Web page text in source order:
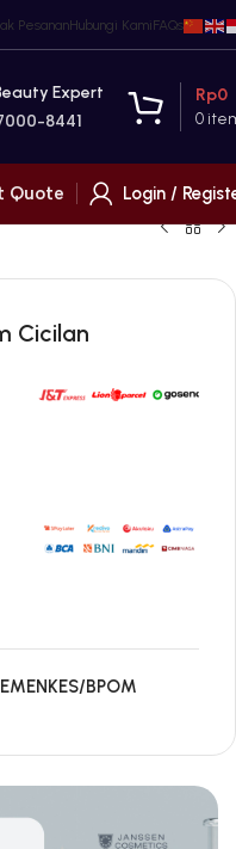
PesananHubungi KamiFAQs
Expert
8441 0
Rp0
Quote
Login /
Cicilan
BPOM